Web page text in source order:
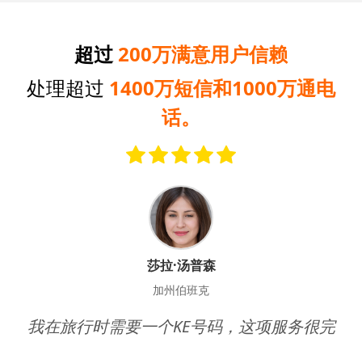
超过200万满意用户信赖
处理超过 1400万短信和1000万通电
话。
莎拉·汤普森
加州伯班克
我在旅行时需要一个KE号码，这项服务很完